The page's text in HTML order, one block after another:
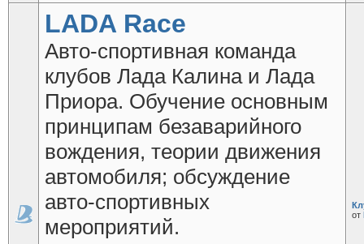
LADA Race
Авто-спортивная команда
клубов Лада Калина и Лада
Приора. Обучение основным
принципам безаварийного
вождения, теории движения
автомобиля; обсуждение
авто-спортивных
мероприятий.
от